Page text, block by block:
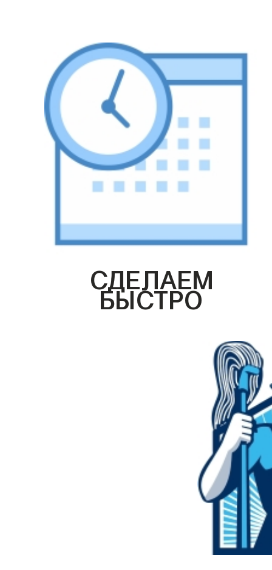
СДЕЛАЕМ
БЫСТРО